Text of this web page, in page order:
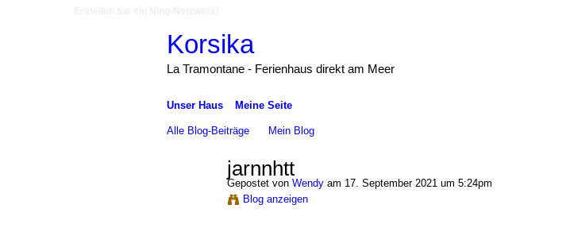
Korsika
La Tramontane - Ferienhaus direkt am Meer
Unser Haus Meine Seite
Alle Blog-Beiträge Mein Blog
jarnnhtt
Gepostet von Wendyam 17. September 2021 um 5:24pm
Blog anzeigen